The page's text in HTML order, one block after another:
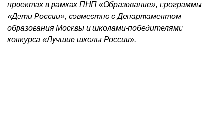
проектах в рамках ПНП «Образование», программы
«Дети России», совместно с Департаментом
образования Москвы и школами-победителями
конкурса «Лучшие школы России».